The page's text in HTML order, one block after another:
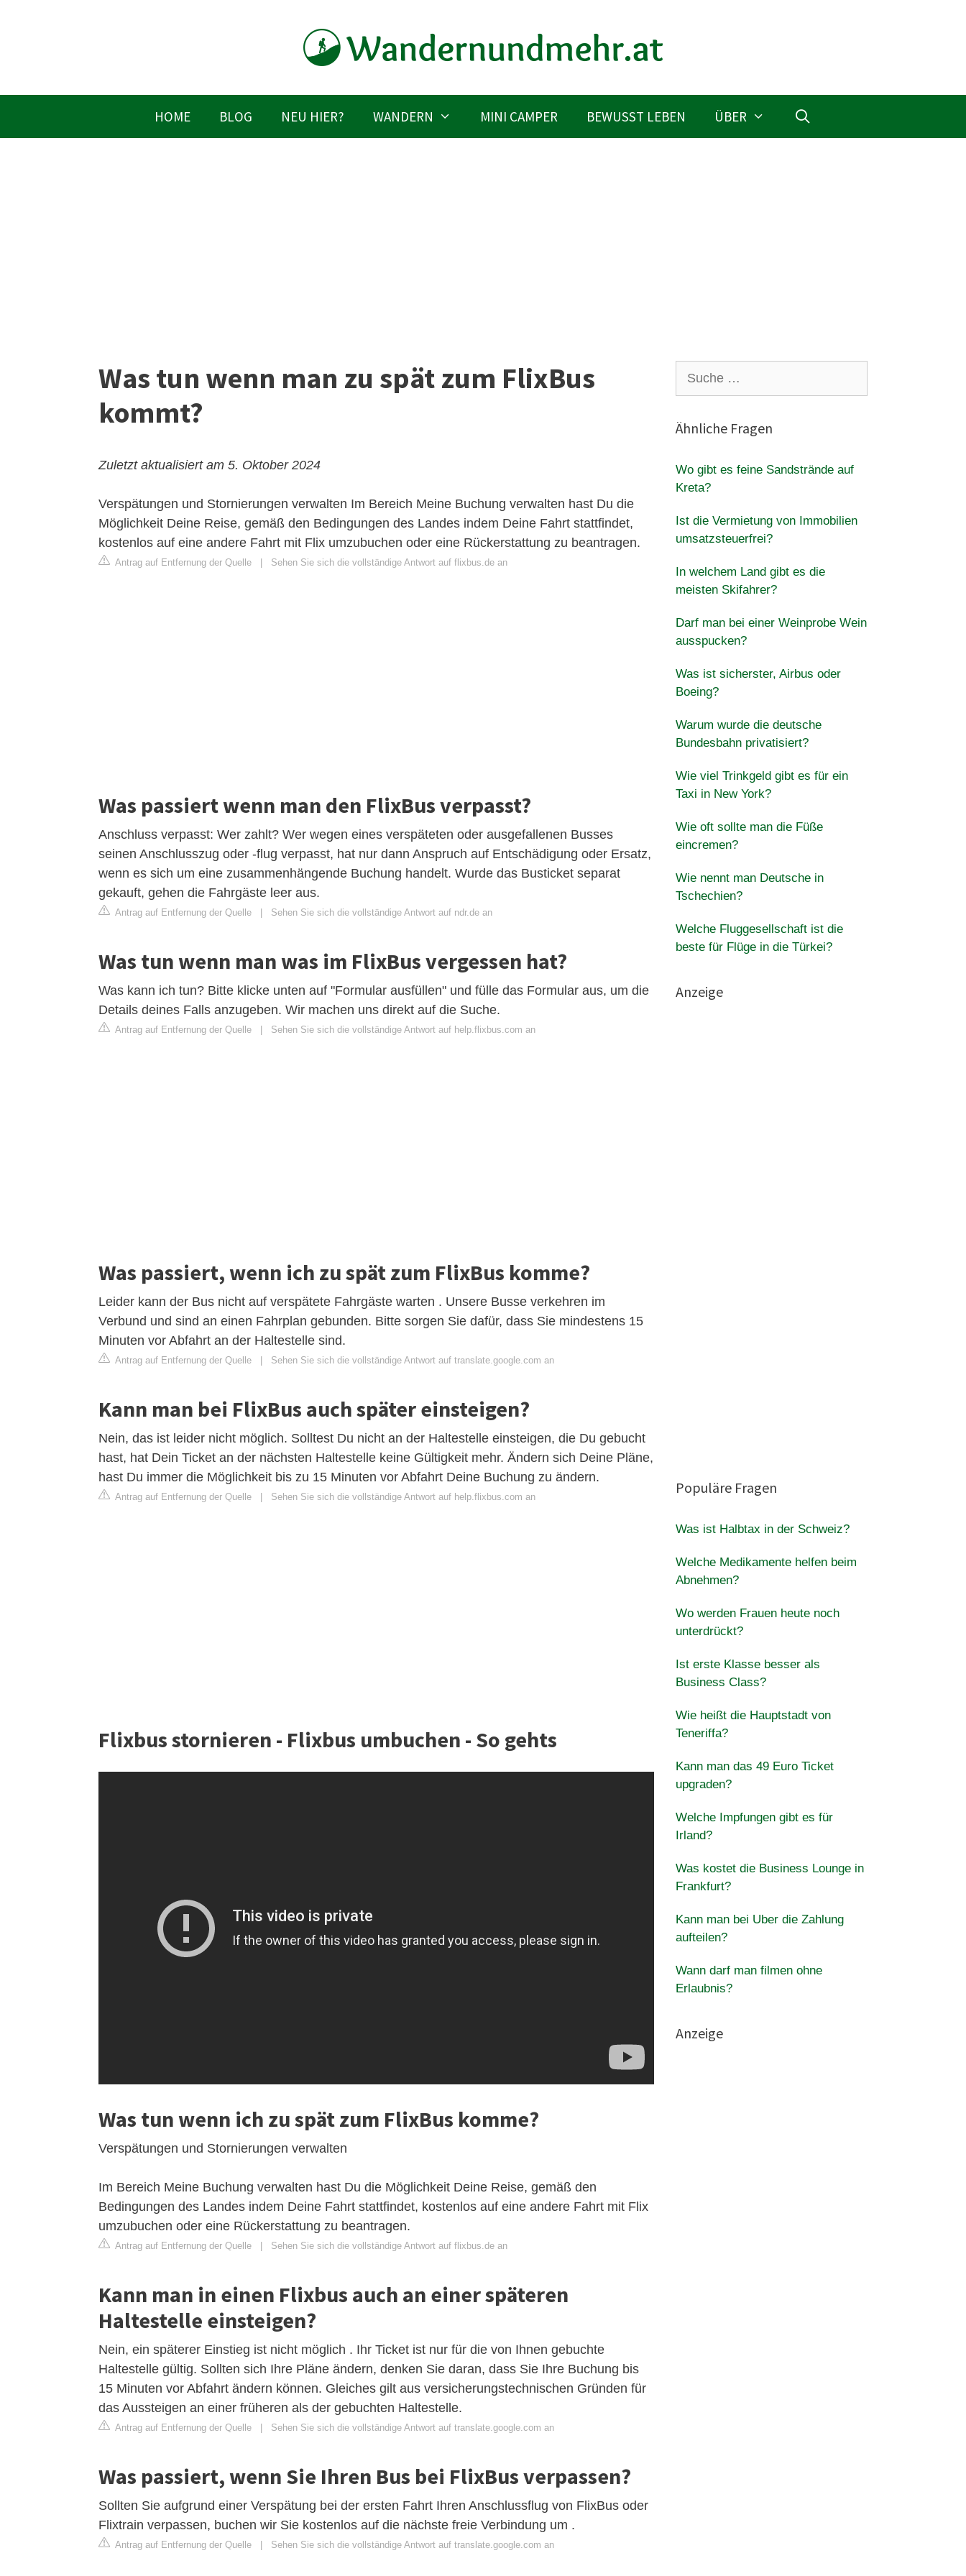
HOME BLOG NEU HIER? WANDERN MINI CAMPER BEWUSST LEBEN ÜBER
Was tun wenn man zu spät zum FlixBus
kommt?
Zuletzt aktualisiert am 5. Oktober 2024
Verspätungen und Stornierungen verwalten Im Bereich Meine Buchung verwalten hast Du die
Möglichkeit Deine Reise, gemäß den Bedingungen des Landes indem Deine Fahrt stattfindet,
kostenlos auf eine andere Fahrt mit Flix umzubuchen oder eine Rückerstattung zu beantragen.
Antrag auf Entfernung der Quelle Sehen Sie sich die vollständige Antwort auf flixbus.de an
Was passiert wenn man den FlixBus verpasst?
Anschluss verpasst: Wer zahlt? Wer wegen eines verspäteten oder ausgefallenen Busses
seinen Anschlusszug oder -flug verpasst, hat nur dann Anspruch auf Entschädigung oder Ersatz,
wenn es sich um eine zusammenhängende Buchung handelt. Wurde das Busticket separat
gekauft, gehen die Fahrgäste leer aus.
Antrag auf Entfernung der Quelle Sehen Sie sich die vollständige Antwort auf ndr.de an
Was tun wenn man was im FlixBus vergessen hat?
Was kann ich tun? Bitte klicke unten auf "Formular ausfüllen" und fülle das Formular aus, um die
Details deines Falls anzugeben. Wir machen uns direkt auf die Suche.
Antrag auf Entfernung der Quelle Sehen Sie sich die vollständige Antwort auf help.flixbus.com an
Was passiert, wenn ich zu spät zum FlixBus komme?
Leider kann der Bus nicht auf verspätete Fahrgäste warten . Unsere Busse verkehren im
Verbund und sind an einen Fahrplan gebunden. Bitte sorgen Sie dafür, dass Sie mindestens 15
Minuten vor Abfahrt an der Haltestelle sind.
Antrag auf Entfernung der Quelle Sehen Sie sich die vollständige Antwort auf translate.google.com an
Kann man bei FlixBus auch später einsteigen?
Nein, das ist leider nicht möglich. Solltest Du nicht an der Haltestelle einsteigen, die Du gebucht
hast, hat Dein Ticket an der nächsten Haltestelle keine Gültigkeit mehr. Ändern sich Deine Pläne,
hast Du immer die Möglichkeit bis zu 15 Minuten vor Abfahrt Deine Buchung zu ändern.
Antrag auf Entfernung der Quelle Sehen Sie sich die vollständige Antwort auf help.flixbus.com an
Flixbus stornieren - Flixbus umbuchen - So gehts
Was tun wenn ich zu spät zum FlixBus komme?
Verspätungen und Stornierungen verwalten
Im Bereich Meine Buchung verwalten hast Du die Möglichkeit Deine Reise, gemäß den
Bedingungen des Landes indem Deine Fahrt stattfindet, kostenlos auf eine andere Fahrt mit Flix
umzubuchen oder eine Rückerstattung zu beantragen.
Antrag auf Entfernung der Quelle | Sehen Sie sich die vollständige Antwort auf flixbus.de an
Kann man in einen Flixbus auch an einer späteren
Haltestelle einsteigen?
Nein, ein späterer Einstieg ist nicht möglich . Ihr Ticket ist nur für die von Ihnen gebuchte
Haltestelle gültig. Sollten sich Ihre Pläne ändern, denken Sie daran, dass Sie Ihre Buchung bis
15 Minuten vor Abfahrt ändern können. Gleiches gilt aus versicherungstechnischen Gründen für
das Aussteigen an einer früheren als der gebuchten Haltestelle.
Antrag auf Entfernung der Quelle | Sehen Sie sich die vollständige Antwort auf translate.google.com an
Was passiert, wenn Sie Ihren Bus bei FlixBus verpassen?
Sollten Sie aufgrund einer Verspätung bei der ersten Fahrt Ihren Anschlussflug von FlixBus oder
Flixtrain verpassen, buchen wir Sie kostenlos auf die nächste freie Verbindung um .
Antrag auf Entfernung der Quelle | Sehen Sie sich die vollständige Antwort auf translate.google.com an
nach:
Ähnliche Fragen
Wo gibt es feine Sandstrände auf
Kreta?
Ist die Vermietung von Immobilien
umsatzsteuerfrei?
In welchem Land gibt es die
meisten Skifahrer?
Darf man bei einer Weinprobe Wein
ausspucken?
Was ist sicherster, Airbus oder
Boeing?
Warum wurde die deutsche
Bundesbahn privatisiert?
Wie viel Trinkgeld gibt es für ein
Taxi in New York?
Wie oft sollte man die Füße
eincremen?
Wie nennt man Deutsche in
Tschechien?
Welche Fluggesellschaft ist die
beste für Flüge in die Türkei?
Anzeige
Populäre Fragen
Was ist Halbtax in der Schweiz?
Welche Medikamente helfen beim
Abnehmen?
Wo werden Frauen heute noch
unterdrückt?
Ist erste Klasse besser als
Business Class?
Wie heißt die Hauptstadt von
Teneriffa?
Kann man das 49 Euro Ticket
upgraden?
Welche Impfungen gibt es für
Irland?
Was kostet die Business Lounge in
Frankfurt?
Kann man bei Uber die Zahlung
aufteilen?
Wann darf man filmen ohne
Erlaubnis?
Anzeige